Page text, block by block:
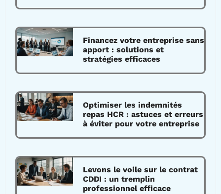
Financez votre entreprise sans
apport : solutions et
stratégies efficaces
Optimiser les indemnités
repas HCR : astuces et erreurs
à éviter pour votre entreprise
Levons le voile sur le contrat
CDDI : un tremplin
professionnel efficace